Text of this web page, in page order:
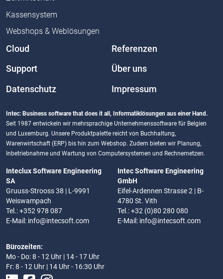
Kassensystem
Webshops & Weblösungen
Cloud Referenzen
Support Über uns
Datenschutz Impressum
Intec: Business software that does it all, Informatiklösungen aus einer Hand.
Seit 1987 entwickeln wir mehrsprachige Unternehmenssoftware für Belgien
und Luxemburg. Unsere Produktpalette reicht von Buchhaltung,
Warenwirtschaft (ERP) bis hin zum Webshop. Zudem bieten wir Planung,
Inbetriebnahme und Wartung von Computersystemen und Rechnernetzen.
Inteclux Software Engineering
SA
Gruuss-Strooss 38 | L-9991
Weiswampach
Tel.: +352 978 087
E-Mail: info@intecsoft.com
Intec Software Engineering
GmbH
Eifel-Ardennen Strasse 2 | B-
4780 St. Vith
Tel.: +32 (0)80 280 080
E-Mail: info@intecsoft.com
Bürozeiten:
Mo - Do: 8 - 12 Uhr | 14 - 17 Uhr
Fr: 8 - 12 Uhr | 14 Uhr - 16:30 Uhr